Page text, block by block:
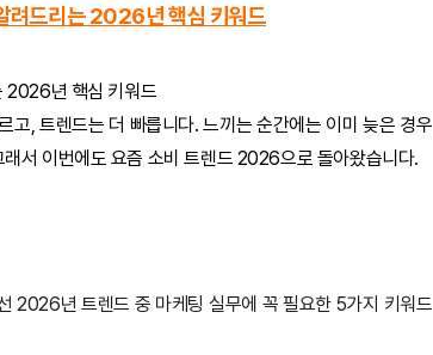
려드리는 2026년 핵심 키워드
2026년 핵심 키워드
고, 트렌드는 더 빠릅니다. 느끼는 순간에는 이미 늦은 경우
서 이번에도 요즘 소비 트렌드 2026으로 돌아왔습니다.
2026년 트렌드 중 마케팅 실무에 꼭 필요한 5가지 키워드